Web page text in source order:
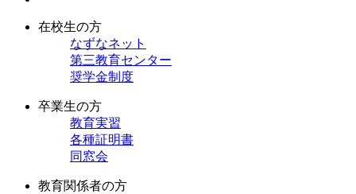
在校生の方
なずなネット
第三教育センター
奨学金制度
卒業生の方
教育実習
各種証明書
同窓会
教育関係者の方